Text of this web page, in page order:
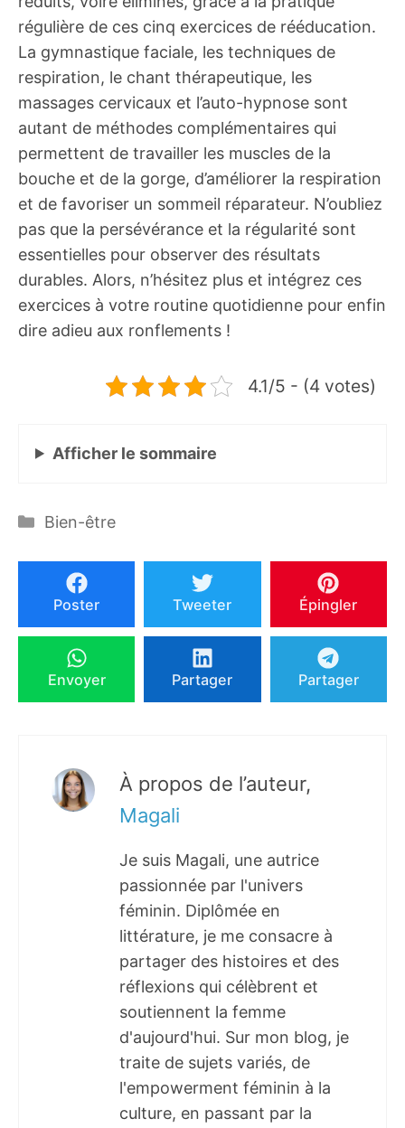
régulière de ces cinq exercices de rééducation.
La gymnastique faciale, les techniques de
respiration, le chant thérapeutique, les
massages cervicaux et l’auto-hypnose sont
autant de méthodes complémentaires qui
permettent de travailler les muscles de la
bouche et de la gorge, d’améliorer la respiration
et de favoriser un sommeil réparateur. N’oubliez
pas que la persévérance et la régularité sont
essentielles pour observer des résultats
durables. Alors, n’hésitez plus et intégrez ces
exercices à votre routine quotidienne pour enfin
dire adieu aux ronflements !
4.1/5 - (4 votes)
Afficher le sommaire
Catégories
Bien-être
Poster Tweeter Épingler
Envoyer Partager Partager
À propos de l’auteur,
Magali
Je suis Magali, une autrice
passionnée par l'univers
féminin. Diplômée en
littérature, je me consacre à
partager des histoires et des
réflexions qui célèbrent et
soutiennent la femme
d'aujourd'hui. Sur mon blog, je
traite de sujets variés, de
l'empowerment féminin à la
culture, en passant par la